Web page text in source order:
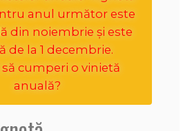
anul următor este
din noiembrie și este
de la 1 decembrie.
să cumperi o vinietă
anuală?